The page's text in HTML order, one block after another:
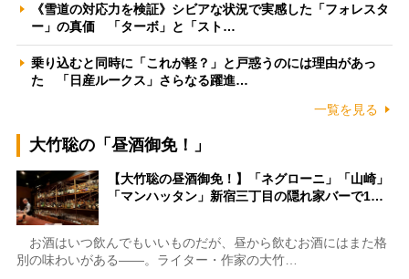
《雪道の対応力を検証》シビアな状況で実感した「フォレスタ
ー」の真価 「ターボ」と「スト…
乗り込むと同時に「これが軽？」と戸惑うのには理由があっ
た 「日産ルークス」さらなる躍進…
一覧を見る
大竹聡の「昼酒御免！」
【大竹聡の昼酒御免！】「ネグローニ」「山崎」
「マンハッタン」新宿三丁目の隠れ家バーで1…
お酒はいつ飲んでもいいものだが、昼から飲むお酒にはまた格
別の味わいがある――。ライター・作家の大竹…